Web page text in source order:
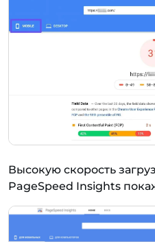
Высокую скорость
PageSpeed Insights